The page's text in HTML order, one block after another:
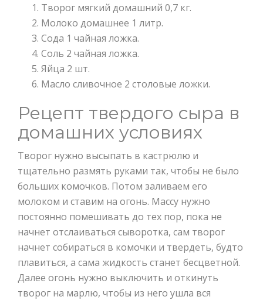
Творог мягкий домашний 0,7 кг.
Молоко домашнее 1 литр.
Сода 1 чайная ложка.
Соль 2 чайная ложка.
Яйца 2 шт.
Масло сливочное 2 столовые ложки.
Рецепт твердого сыра в
домашних условиях
Творог нужно высыпать в кастрюлю и
тщательно размять руками так, чтобы не было
больших комочков. Потом заливаем его
молоком и ставим на огонь. Массу нужно
постоянно помешивать до тех пор, пока не
начнет отслаиваться сыворотка, сам творог
начнет собираться в комочки и твердеть, будто
плавиться, а сама жидкость станет бесцветной.
Далее огонь нужно выключить и откинуть
творог на марлю, чтобы из него ушла вся